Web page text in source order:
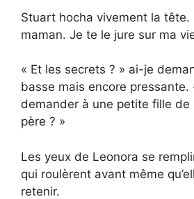
Stuart hocha vivement la tête.
maman. Je te le jure sur ma
« Et les secrets ? » ai-je
basse mais encore pressante.
demander à une petite fille de
père ? »
Les yeux de Leonora se
qui roulèrent avant même
retenir.